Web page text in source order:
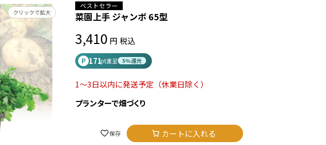
クリックで拡大
ベストセラー
菜園上手 ジャンボ 65型
3,410 税込
P 171pt進呈 5%還元
1～3日以内に発送予定 （休業日除く）
プランターで畑づくり
カートに入れる